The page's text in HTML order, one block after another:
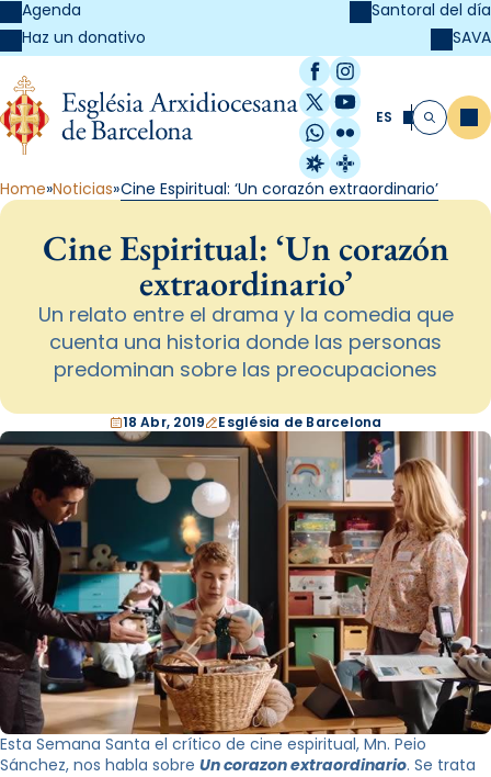
Agenda
Haz un donativo
Santoral del día
SAVA
Facebook
Instagram
X / Twitter
YouTube
WhatsApp
Flickr
Radio Estel
Catalunya
ES Buscar
Home Noticias Cine Espiritual: ‘Un corazón extraordinario’
Cine Espiritual: ‘Un corazón
extraordinario’
Un relato entre el drama y la comedia que
cuenta una historia donde las personas
predominan sobre las preocupaciones
18 Abr, 2019 Església de Barcelona
Esta Semana Santa el crítico de cine espiritual, Mn. Peio
Sánchez, nos habla sobre Un corazon extraordinario. Se trata